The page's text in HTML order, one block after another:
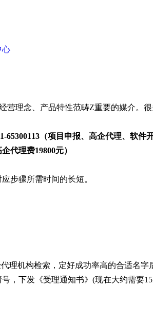
心
理念、产品特性范畴Z重要的媒介。
65300113（项目申报、高企代理、软
代理费19800元）
步骤所需时间的长短。
理机构检索，定好成功率高的合适名
，下发《受理通知书》(现在大约需要